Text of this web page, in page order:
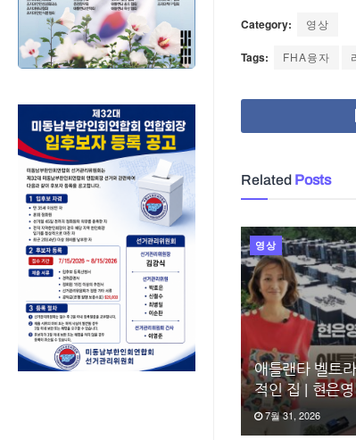
Category: 영상
Tags: FHA융자
Related Posts
영상
애틀랜타 벨트
적인 집 | 현은
7월 31, 2026